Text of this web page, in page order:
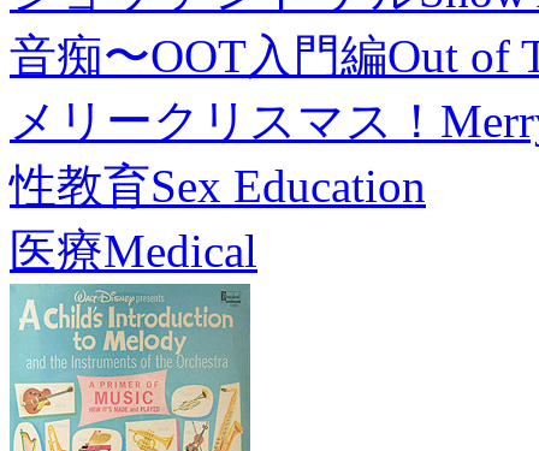
音痴〜OOT入門編Out of
メリークリスマス！
性教育Sex Education
医療Medical